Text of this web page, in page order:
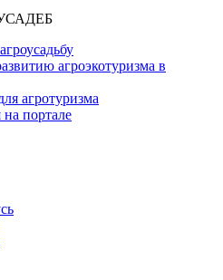
агроэкотуризма в
агротуризма
портале